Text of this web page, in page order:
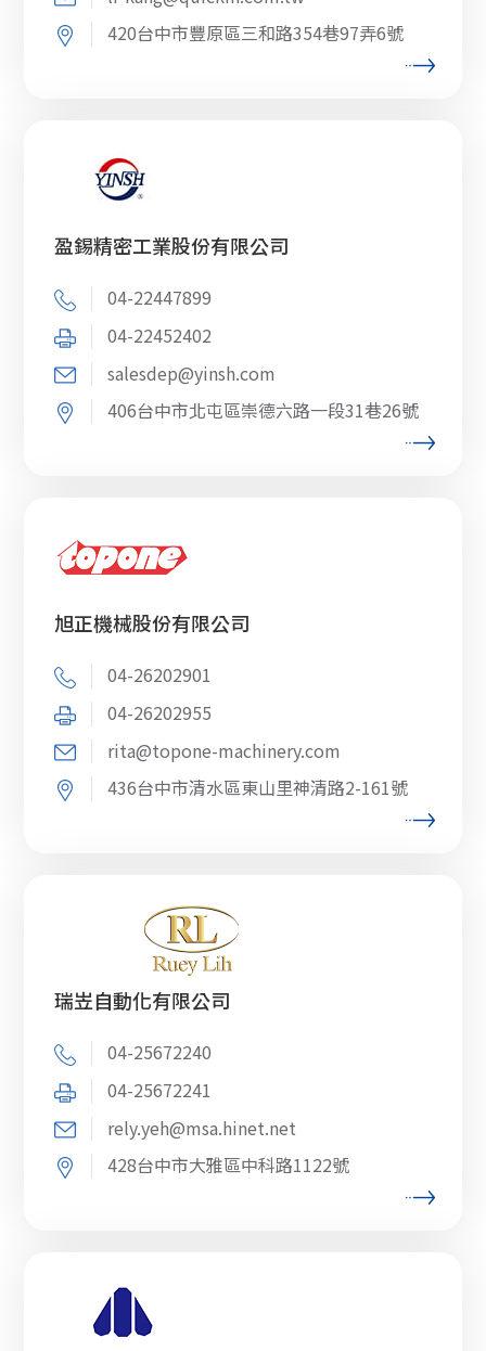
420台中市豐原區三和路354巷97弄6號
盈錫精密工業股份有限公司
04-22447899
04-22452402
salesdep@yinsh.com
406台中市北屯區崇德六路一段31巷26號
旭正機械股份有限公司
04-26202901
04-26202955
rita@topone-machinery.com
436台中市清水區東山里神清路2-161號
瑞岦自動化有限公司
04-25672240
04-25672241
rely.yeh@msa.hinet.net
428台中市大雅區中科路1122號